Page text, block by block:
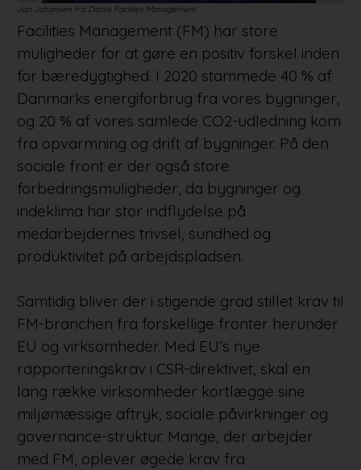
Jan Johansen fra Dansk Facilites Management
Facilities Management (FM) har store
muligheder for at gøre en positiv forskel inden
for bæredygtighed. I 2020 stammede 40 % af
Danmarks energiforbrug fra vores bygninger,
og 20 % af vores samlede CO2-udledning kom
fra opvarmning og drift af bygninger. På den
sociale front er der også store
forbedringsmuligheder, da bygninger og
indeklima har stor indflydelse på
medarbejdernes trivsel, sundhed og
produktivitet på arbejdspladsen.
Samtidig bliver der i stigende grad stillet krav til
FM-branchen fra forskellige fronter herunder
EU og virksomheder. Med EU’s nye
rapporteringskrav i CSR-direktivet, skal en
lang række virksomheder kortlægge sine
miljømæssige aftryk, sociale påvirkninger og
governance-struktur. Mange, der arbejder
med FM, oplever øgede krav fra